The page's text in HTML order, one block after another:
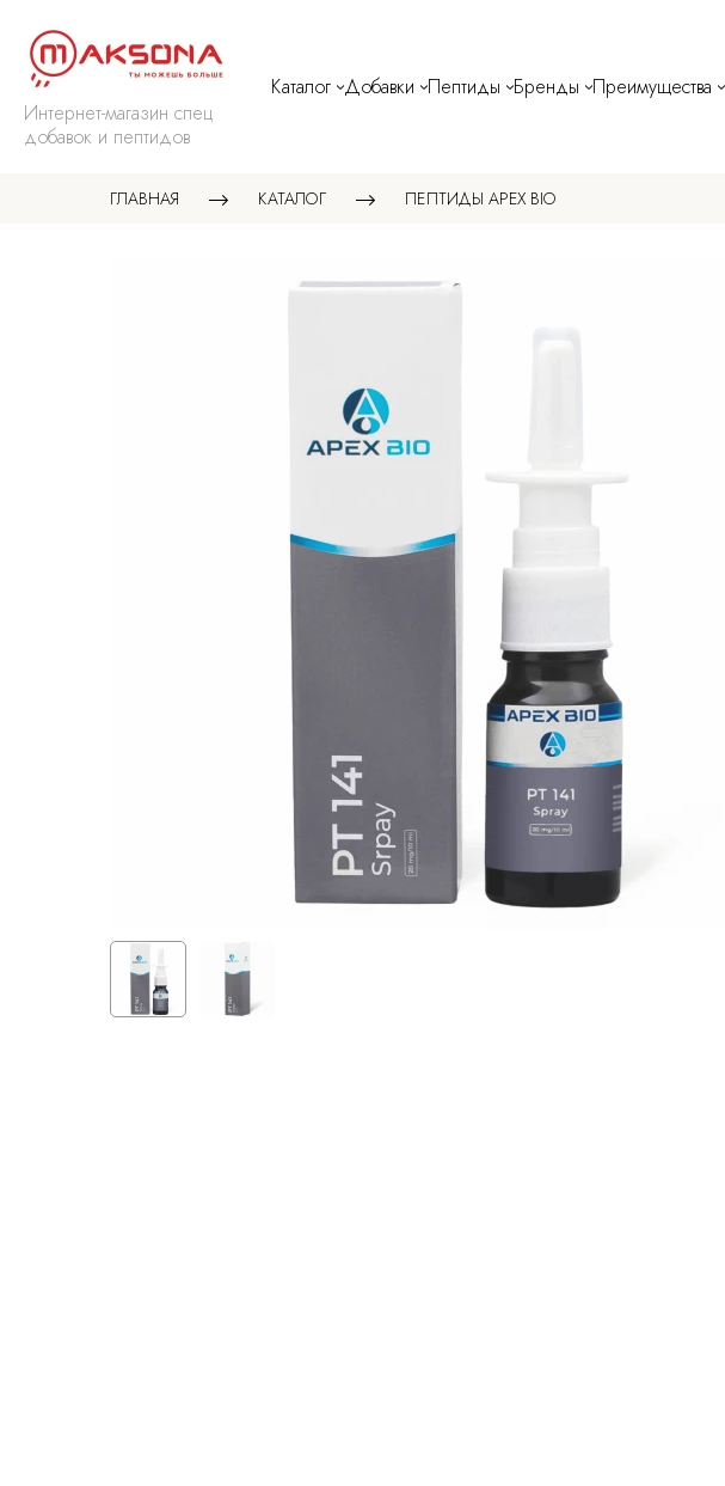
Интернет-магазин спец
добавок и пептидов
Каталог Добавки Пептиды Бренды Преимущества
ГЛАВНАЯ КАТАЛОГ ПЕПТИДЫ APEX BIO